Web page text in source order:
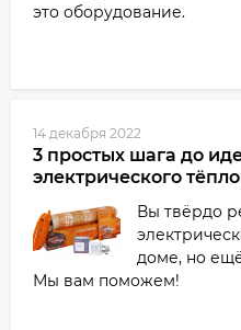
это оборудование.
14 декабря 2022
3 простых шага до
электрического
Вы твёрдо
доме, но
Мы вам поможем!